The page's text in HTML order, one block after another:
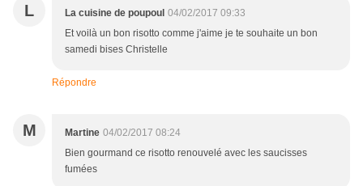
L La cuisine de poupoul 04/02/2017 09:33
Et voilà un bon risotto comme j'aime je te souhaite un bon
samedi bises Christelle
Répondre
M Martine 04/02/2017 08:24
Bien gourmand ce risotto renouvelé avec les saucisses
fumées